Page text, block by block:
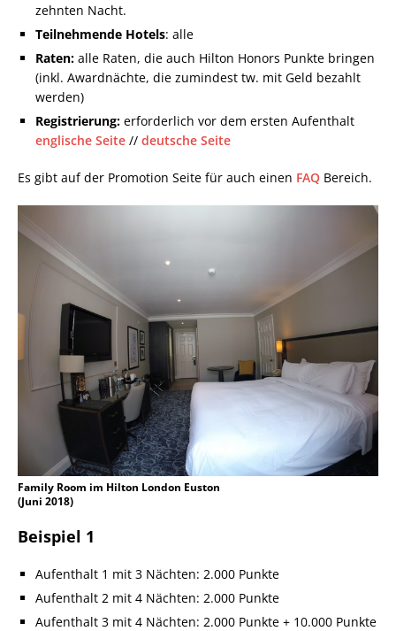
zehnten Nacht.
Teilnehmende Hotels: alle
Raten: alle Raten, die auch Hilton Honors Punkte bringen
(inkl. Awardnächte, die zumindest tw. mit Geld bezahlt
werden)
Registrierung: erforderlich vor dem ersten Aufenthalt
englische Seite // deutsche Seite
Es gibt auf der Promotion Seite für auch einen FAQ Bereich.
Family Room im Hilton London Euston
(Juni 2018)
Beispiel 1
Aufenthalt 1 mit 3 Nächten: 2.000 Punkte
Aufenthalt 2 mit 4 Nächten: 2.000 Punkte
Aufenthalt 3 mit 4 Nächten: 2.000 Punkte + 10.000 Punkte